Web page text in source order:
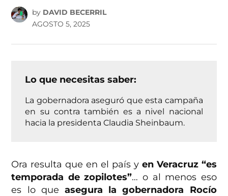
by DAVID BECERRIL
AGOSTO 5, 2025
Lo que necesitas saber:
La gobernadora aseguró que esta campaña
en su contra también es a nivel nacional
hacia la presidenta Claudia Sheinbaum.
Ora resulta que en el país y en Veracruz “es
temporada de zopilotes”… o al menos eso
es lo que asegura la gobernadora Rocío